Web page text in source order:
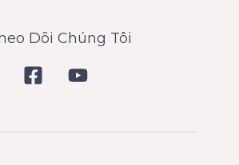
Dõi Chúng Tôi